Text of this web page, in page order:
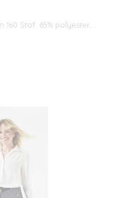
Stof: 65% polyester,…